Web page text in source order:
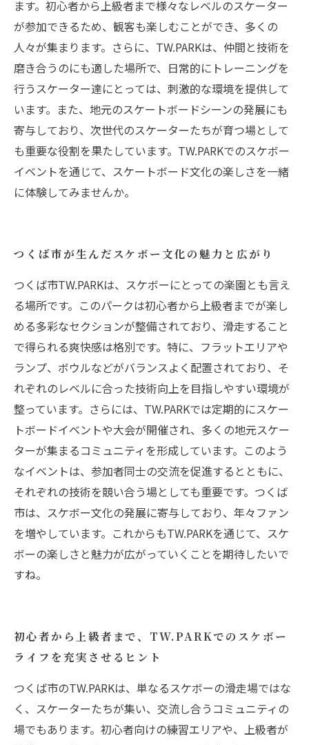
ます。初心者から上級者まで様々なレベルのスケーター
が参加できるため、観客も楽しむことができ、多くの
人々が集まります。さらに、TW.PARKは、仲間と技術を
磨き合うのにも適した場所で、日常的にトレーニングを
行うスケーター達にとっては、刺激的な環境を提供して
います。また、地元のスケートボードシーンの発展にも
寄与しており、次世代のスケーターたちが育つ場として
も重要な役割を果たしています。TW.PARKでのスケボー
イベントを通じて、スケートボード文化の楽しさを一緒
に体験してみませんか。
つくば市が生んだスケボー文化の魅力と広がり
つくば市TW.PARKは、スケボーにとっての楽園とも言え
る場所です。このパークは初心者から上級者までが楽し
める多彩なセクションが整備されており、滑走すること
で得られる爽快感は格別です。特に、フラットエリアや
ランプ、ボウルなどがバランスよく配置されており、そ
れぞれのレベルに合った技術向上を目指しやすい環境が
整っています。さらには、TW.PARKでは定期的にスケー
トボードイベントや大会が開催され、多くの地元スケー
ターが集まるコミュニティを形成しています。このよう
なイベントは、参加者同士の交流を促進するとともに、
それぞれの技術を競い合う場としても重要です。つくば
市は、スケボー文化の発展に寄与しており、年々ファン
を増やしています。これからもTW.PARKを通じて、スケ
ボーの楽しさと魅力が広がっていくことを期待したいで
すね。
初心者から上級者まで、TW.PARKでのスケボー
ライフを充実させるヒント
つくば市のTW.PARKは、単なるスケボーの滑走場ではな
く、スケーターたちが集い、交流し合うコミュニティの
場でもあります。初心者向けの練習エリアや、上級者が